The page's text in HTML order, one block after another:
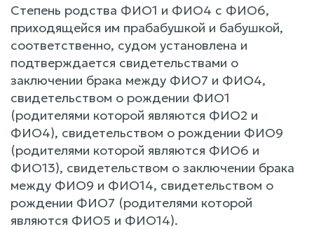
Степень родства ФИО1 и ФИО4 с ФИО6,
приходящейся им прабабушкой и бабушкой,
соответственно, судом установлена и
подтверждается свидетельствами о
заключении брака между ФИО7 и ФИО4,
свидетельством о рождении ФИО1
(родителями которой являются ФИО2 и
ФИО4), свидетельством о рождении ФИО9
(родителями которой являются ФИО6 и
ФИО13), свидетельством о заключении брака
между ФИО9 и ФИО14, свидетельством о
рождении ФИО7 (родителями которой
являются ФИО5 и ФИО14).